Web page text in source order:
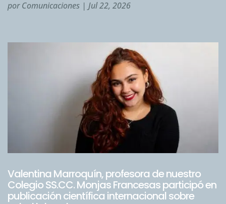
porComunicaciones | Jul 22, 2026
Valentina Marroquín, profesora de nuestro
Colegio SS.CC. Monjas Francesas participó en
publicación científica internacional sobre